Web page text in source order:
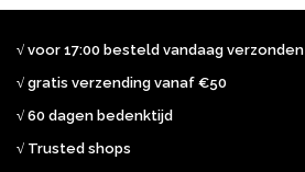
√ voor 17:00 besteld vandaag verzonden
√ gratis verzending vanaf €50
√ 60 dagen bedenktijd
√ Trusted shops